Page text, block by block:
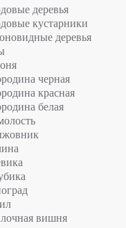
деревья
кустарники
деревья
черная
красная
белая
вишня